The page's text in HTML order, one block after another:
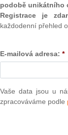
jsou uchovávané
jen jako
pozdějších
zdrojem informací
parametrů
informace,
webové stránce
stránky pro
vyšší komfort a
návštěvníka
podobě unikátního
Registrace je
každodenní přehled
E-mailová adresa: *
Vaše data jsou u
zpracováváme podle